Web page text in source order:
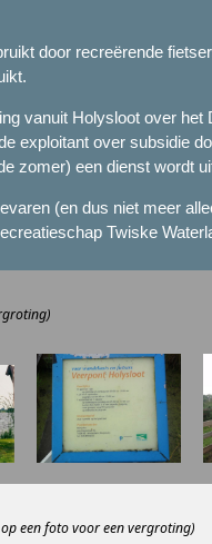
door recreërende
vanuit Holysloot over
exploitant over subsidie
zomer) een dienst wordt
(en dus niet meer
Twiske
een foto voor een vergroting)